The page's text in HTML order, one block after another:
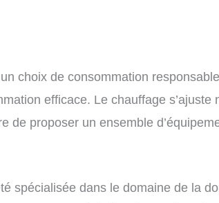
choix de consommation
efficace. Le chauffage
de proposer un ensemble
spécialisée dans le domaine de la